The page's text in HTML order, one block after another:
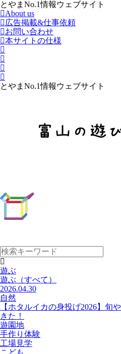
とやまNo.1情報ウェブサイト
About us
広告掲載&仕事依頼
お問い合わせ
本サイトの仕様
とやまNo.1情報ウェブサイト
遊ぶ
遊ぶ （すべて）
2026.04.30
自然
【ホタルイカの身投げ2026】旬
きた！
遊園地
手作り体験
工場見学
こども